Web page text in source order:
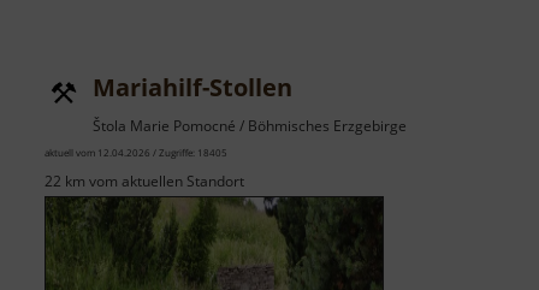
Mariahilf-Stollen
Štola Marie Pomocné / Böhmisches Erzgebirge
aktuell vom 12.04.2026 / Zugriffe: 18405
22 km vom aktuellen Standort